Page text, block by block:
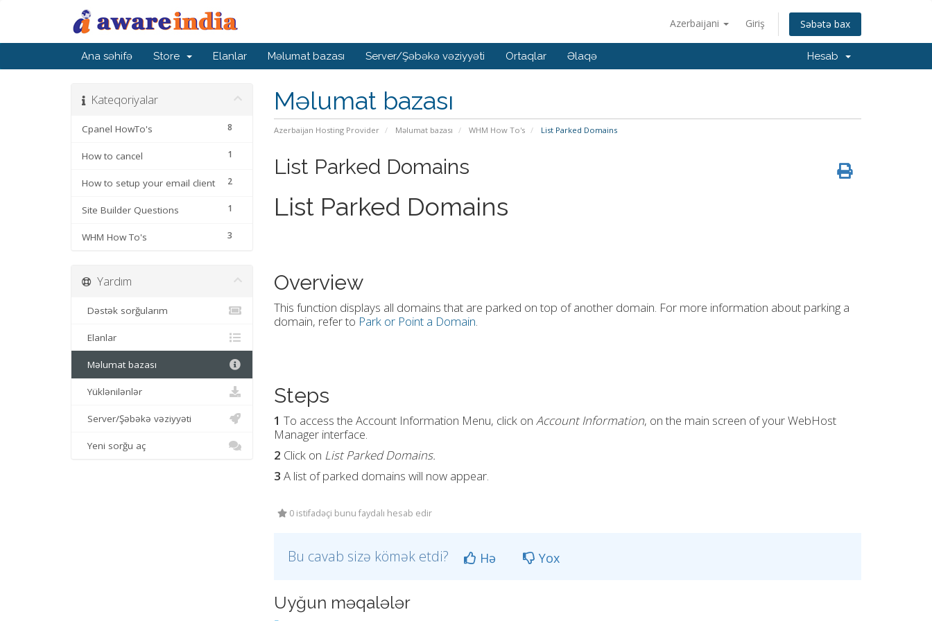
Azerbaijani Giriş Səbətə bax
Ana səhifə Store Elanlar Məlumat bazası Server/Şəbəkə vəziyyəti Ortaqlar Əlaqə Hesab
Məlumat bazası
Azerbaijan Hosting Provider Məlumat bazası WHM How To's List Parked Domains
Kateqoriyalar
8
Cpanel HowTo's
1
How to cancel
2
How to setup your email client
1
Site Builder Questions
3
WHM How To's
List Parked Domains
List Parked Domains
Overview
This function displays all domains that are parked on top of another domain. For more information about parking a
domain, refer to Park or Point a Domain.
Steps
1 To access the Account Information Menu, click on Account Information, on the main screen of your WebHost
Manager interface.
2 Click on List Parked Domains.
3 A list of parked domains will now appear.
0 istifadəçi bunu faydalı hesab edir
Bu cavab sizə kömək etdi? Hə Yox
Uyğun məqalələr
Yardım
Dəstək sorğularım
Elanlar
Məlumat bazası
Yüklənilənlər
Server/Şəbəkə vəziyyəti
Yeni sorğu aç